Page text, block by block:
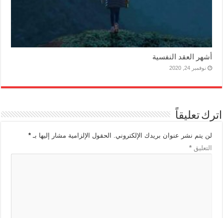
أشهر العقد النفسية
نوفمبر 24, 2020
اترك تعليقاً
لن يتم نشر عنوان بريدك الإلكتروني. الحقول الإلزامية مشار إليها بـ*
التعليق*